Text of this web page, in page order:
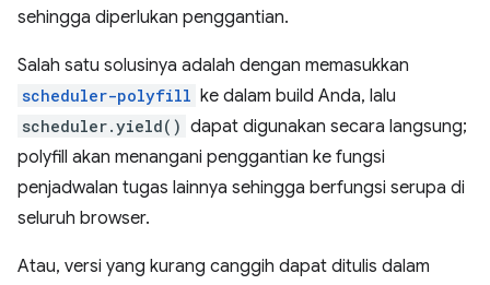
sehingga diperlukan penggantian.
Salah satu solusinya adalah dengan memasukkan
scheduler-polyfill ke dalam build Anda, lalu
scheduler.yield() dapat digunakan secara langsung;
polyfill akan menangani penggantian ke fungsi
penjadwalan tugas lainnya sehingga berfungsi serupa di
seluruh browser.
Atau, versi yang kurang canggih dapat ditulis dalam